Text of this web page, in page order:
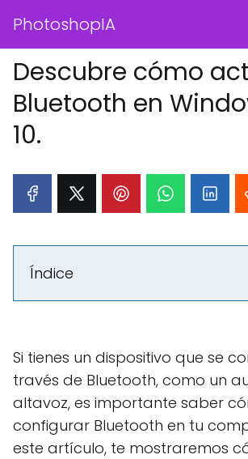
PhotoshopIA
Descubre cómo
Bluetooth en
10.
Índice
Si tienes un dispositivo que se
través de Bluetooth, como un
altavoz, es importante saber
configurar Bluetooth en tu
este artículo, te mostraremos